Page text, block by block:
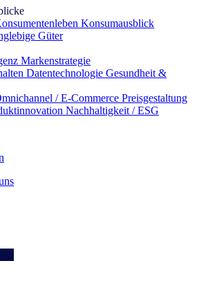
Konsumausblick
Güter
Markenstrategie
Datentechnologie Gesundheit &
/ E‑Commerce Preisgestaltung
Nachhaltigkeit / ESG